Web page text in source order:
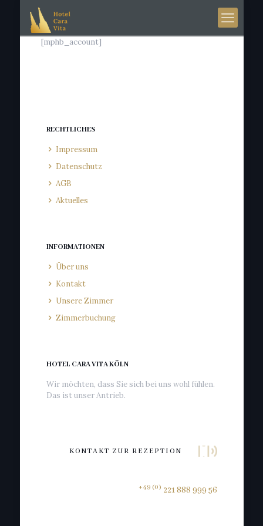
[mphb_account]
RECHTLICHES
Impressum
Datenschutz
AGB
Aktuelles
INFORMATIONEN
Über uns
Kontakt
Unsere Zimmer
Zimmerbuchung
HOTEL CARA VITA KÖLN
Wir möchten, dass Sie sich bei uns wohl fühlen.
Das ist unser Antrieb.
KONTAKT ZUR REZEPTION
+49 (0) 221 888 999 56